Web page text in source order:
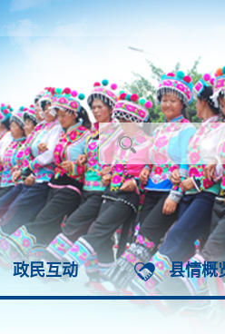
政民互动 县情概